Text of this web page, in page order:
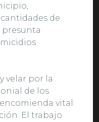
de
presunta
velar por la
de los
vital
El trabajo